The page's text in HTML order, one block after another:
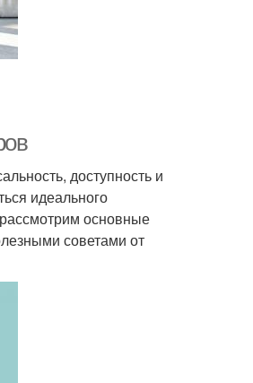
доступность и
идеального
основные
советами от